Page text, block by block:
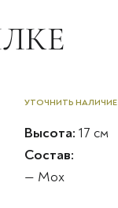
УТОЧНИТЬ НАЛИЧИЕ
Высота: 17 см
Состав:
— Мох